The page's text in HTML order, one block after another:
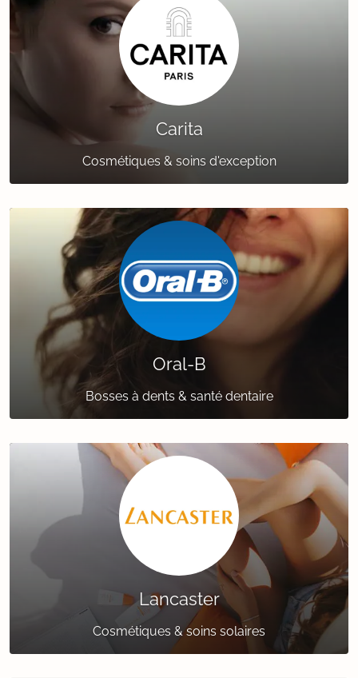
Carita
Cosmétiques & soins d'exception
Oral-B
Bosses à dents & santé dentaire
Lancaster
Cosmétiques & soins solaires